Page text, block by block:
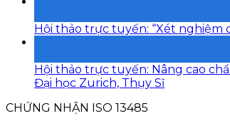
Hội thảo trực tuyến: “Xét nghiệm
Hội thảo trực tuyến: Nâng cao
Đại học Zurich, Thụy Sĩ
CHỨNG NHẬN ISO 13485